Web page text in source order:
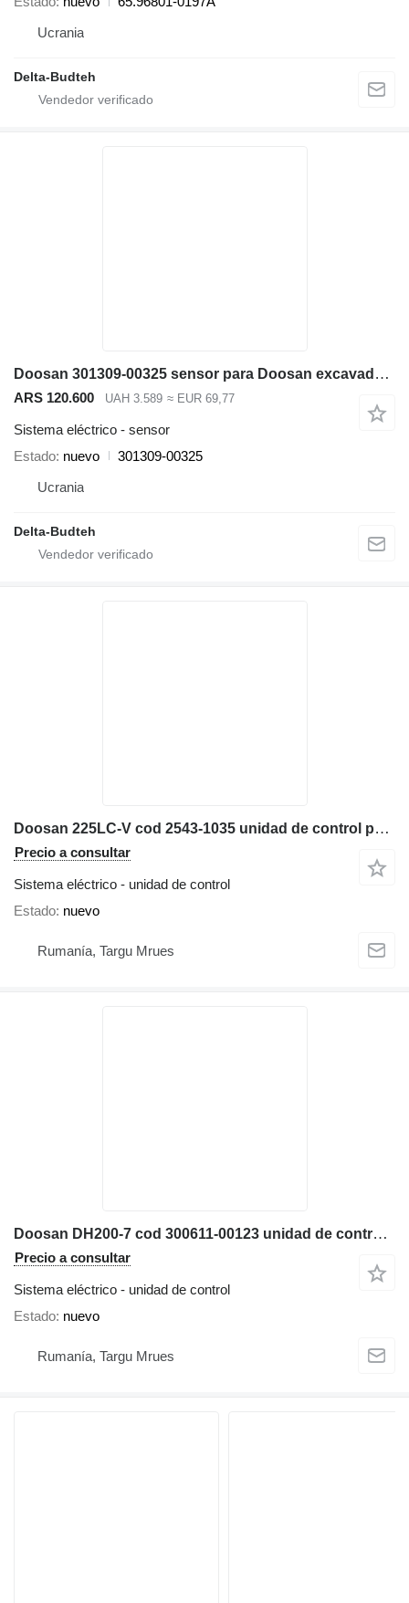
Ucrania
Delta-Budteh
Doosan 301309-00325 sensor para Doosan excavadora
ARS 120.600 UAH 3.589 ≈ EUR 69,77
Sistema eléctrico - sensor
Estado nuevo
301309-00325
Ucrania
Delta-Budteh
Doosan 225LC-V cod 2543-1035 unidad de control para maquinaria de construcción
Precio a consultar
Sistema eléctrico - unidad de control
Estado nuevo
Rumanía, Targu Mrues
Doosan DH200-7 cod 300611-00123 unidad de control para maquinaria de construcción
Precio a consultar
Sistema eléctrico - unidad de control
Estado nuevo
Rumanía, Targu Mrues